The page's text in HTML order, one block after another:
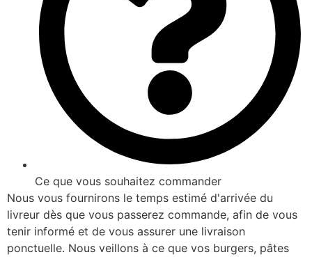
Ce que vous souhaitez commander
Nous vous fournirons le temps estimé d'arrivée du
livreur dès que vous passerez commande, afin de vous
tenir informé et de vous assurer une livraison
ponctuelle. Nous veillons à ce que vos burgers, pâtes